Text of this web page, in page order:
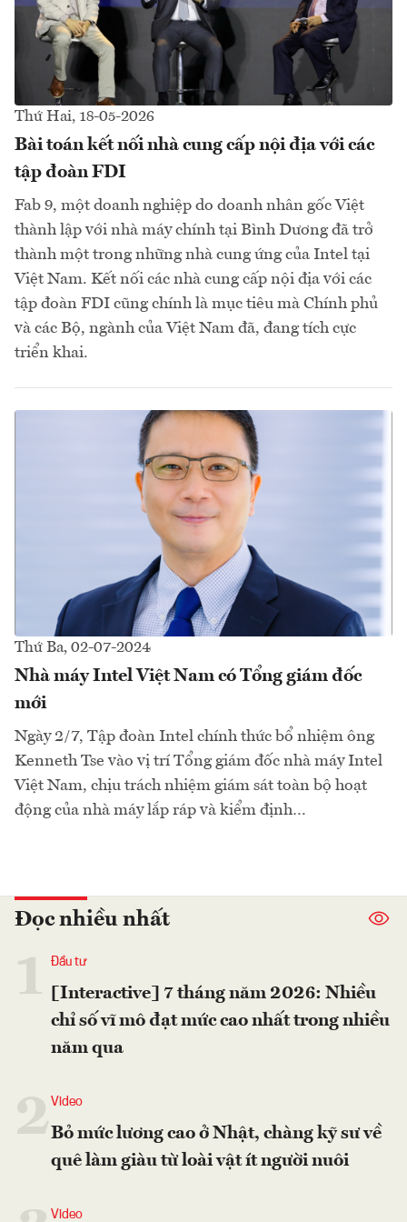
Thứ Hai, 18-05-2026
Bài toán kết nối nhà cung cấp nội địa với các
tập đoàn FDI
Fab 9, một doanh nghiệp do doanh nhân gốc Việt
thành lập với nhà máy chính tại Bình Dương đã trở
thành một trong những nhà cung ứng của Intel tại
Việt Nam. Kết nối các nhà cung cấp nội địa với các
tập đoàn FDI cũng chính là mục tiêu mà Chính phủ
và các Bộ, ngành của Việt Nam đã, đang tích cực
triển khai.
Thứ Ba, 02-07-2024
Nhà máy Intel Việt Nam có Tổng giám đốc
mới
Ngày 2/7, Tập đoàn Intel chính thức bổ nhiệm ông
Kenneth Tse vào vị trí Tổng giám đốc nhà máy Intel
Việt Nam, chịu trách nhiệm giám sát toàn bộ hoạt
động của nhà máy lắp ráp và kiểm định…
Đọc nhiều nhất
Đầu tư
[Interactive] 7 tháng năm 2026: Nhiều
chỉ số vĩ mô đạt mức cao nhất trong nhiều
năm qua
2Video
Bỏ mức lương cao ở Nhật, chàng kỹ sư về
quê làm giàu từ loài vật ít người nuôi
Video